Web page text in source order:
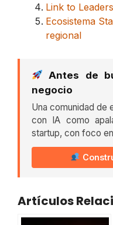
Link to
Ecosistema
regional
Antes de
negocio
Una comunidad de
con IA como
startup, con foco
Artículos